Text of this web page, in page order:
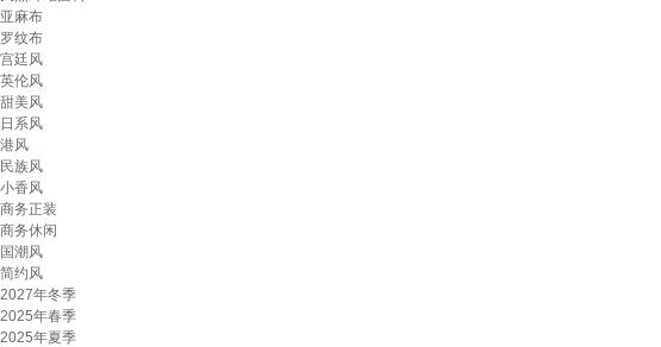
亚麻布
罗纹布
宫廷风
英伦风
甜美风
日系风
港风
民族风
小香风
商务正装
商务休闲
国潮风
简约风
2027年冬季
2025年春季
2025年夏季